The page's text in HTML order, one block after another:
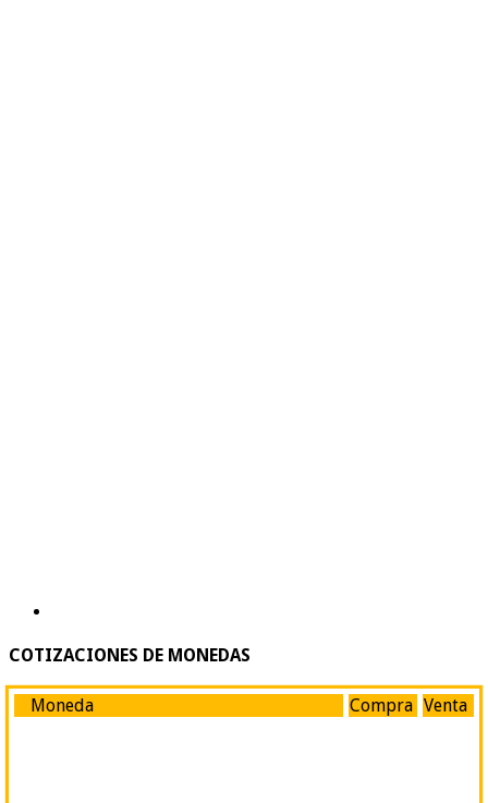
COTIZACIONES DE MONEDAS
Moneda Compra Venta